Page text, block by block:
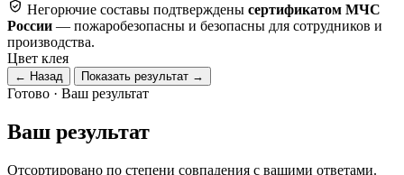
Негорючие составы подтверждены сертификатом МЧС
России — пожаробезопасны и безопасны для сотрудников и
производства.
Цвет клея
← Назад Показать результат →
Готово · Ваш результат
Ваш результат
Отсортировано по степени совпадения с вашими ответами.